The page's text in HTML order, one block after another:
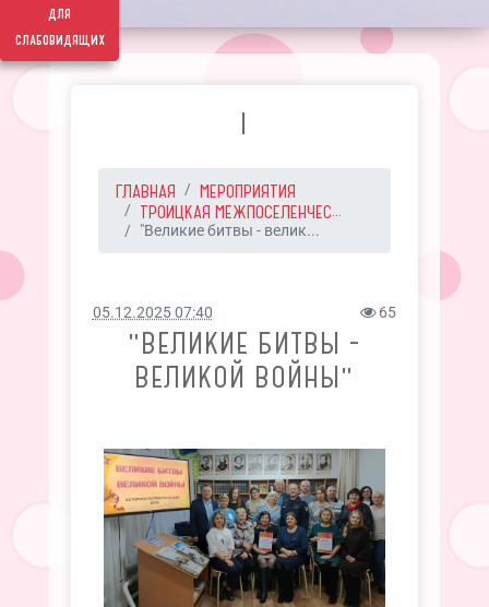
для
слабовидящих
I
ГЛАВНАЯ
МЕРОПРИЯТИЯ
ТРОИЦКАЯ МЕЖПОСЕЛЕНЧЕС...
"Великие битвы - велик...
05.12.2025 07:40 65
"ВЕЛИКИЕ БИТВЫ -
ВЕЛИКОЙ ВОЙНЫ"